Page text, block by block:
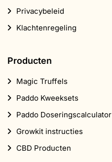
Privacybeleid
Klachtenregeling
Producten
Magic Truffels
Paddo Kweeksets
Paddo Doseringscalculator
Growkit instructies
CBD Producten